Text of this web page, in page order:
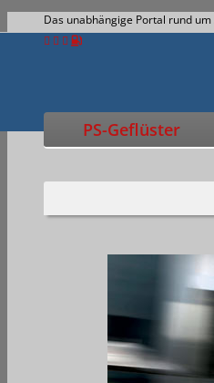
Das unabhängige Portal rund
PS-Geflüster